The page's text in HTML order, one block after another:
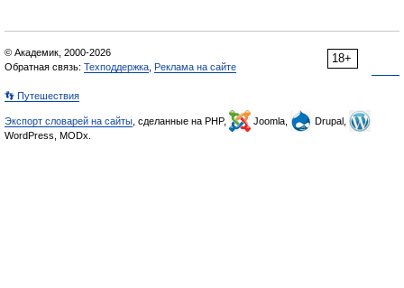
18+
© Академик, 2000-2026
Обратная связь: Техподдержка Реклама на сайте
👣 Путешествия
Экспорт словарей на сайты , сделанные на PHP, Joomla,
Drupal,
WordPress, MODx.